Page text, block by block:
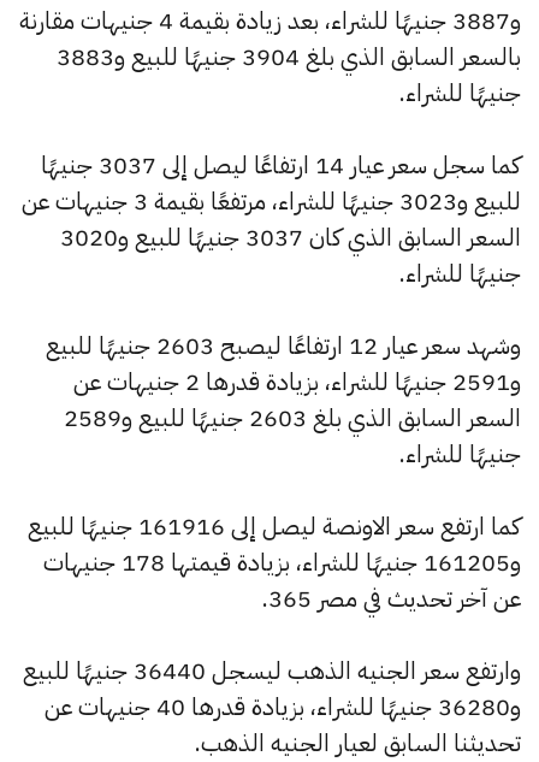
و3887 جنيهًا للشراء، بعد زيادة بقيمة 4 جنيهات مقارنة
بالسعر السابق الذي بلغ 3904 جنيهًا للبيع و3883
جنيهًا للشراء.
كما سجل سعر عيار 14 ارتفاعًا ليصل إلى 3037 جنيهًا
للبيع و3023 جنيهًا للشراء، مرتفعًا بقيمة 3 جنيهات عن
السعر السابق الذي كان 3037 جنيهًا للبيع و3020
جنيهًا للشراء.
وشهد سعر عيار 12 ارتفاعًا ليصبح 2603 جنيهًا للبيع
و2591 جنيهًا للشراء، بزيادة قدرها 2 جنيهات عن
السعر السابق الذي بلغ 2603 جنيهًا للبيع و2589
جنيهًا للشراء.
كما ارتفع سعر الاونصة ليصل إلى 161916 جنيهًا للبيع
و161205 جنيهًا للشراء، بزيادة قيمتها 178 جنيهات
عن آخر تحديث في مصر 365.
وارتفع سعر الجنيه الذهب ليسجل 36440 جنيهًا للبيع
و36280 جنيهًا للشراء، بزيادة قدرها 40 جنيهات عن
تحديثنا السابق لعيار الجنيه الذهب.